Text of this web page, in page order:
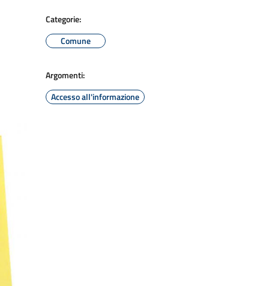
Categorie:
Comune
Argomenti:
Accesso all'informazione